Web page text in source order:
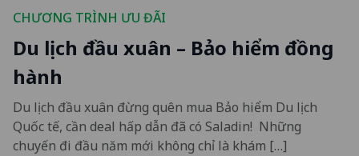
CHƯƠNG TRÌNH ƯU ĐÃI
Du lịch đầu xuân – Bảo hiểm đồng
hành
Du lịch đầu xuân đừng quên mua Bảo hiểm Du lịch
Quốc tế, cần deal hấp dẫn đã có Saladin! Những
chuyến đi đầu năm mới không chỉ là khám […]